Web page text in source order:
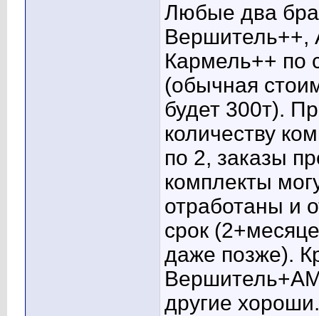
Любые два
Кармель++ по
(обычная
будет 300т).
количеству
по 2, заказы
комплекты
отработаны и
срок
даже позже).
другие хороши.